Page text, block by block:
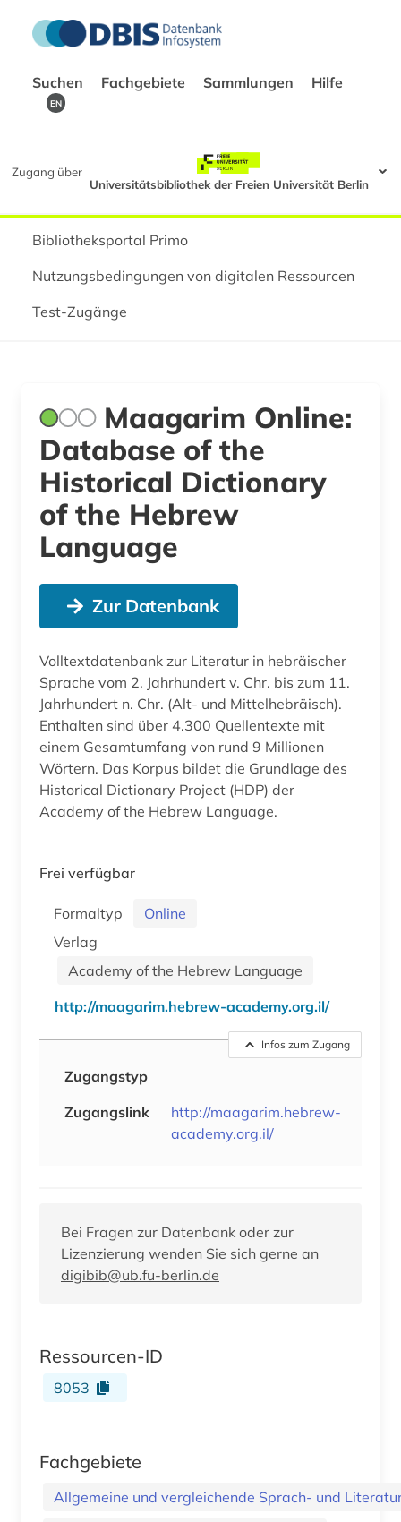
Suchen Fachgebiete Sammlungen Hilfe
EN
Zugang über
Universitätsbibliothek der Freien Universität Berlin
Bibliotheksportal Primo
Nutzungsbedingungen von digitalen Ressourcen
Test-Zugänge
Maagarim Online:
Database of the
Historical Dictionary
of the Hebrew
Language
Zur Datenbank
Volltextdatenbank zur Literatur in hebräischer
Sprache vom 2. Jahrhundert v. Chr. bis zum 11.
Jahrhundert n. Chr. (Alt- und Mittelhebräisch).
Enthalten sind über 4.300 Quellentexte mit
einem Gesamtumfang von rund 9 Millionen
Wörtern. Das Korpus bildet die Grundlage des
Historical Dictionary Project (HDP) der
Academy of the Hebrew Language.
Frei verfügbar
Formaltyp
Online
Verlag
Academy of the Hebrew Language
http://maagarim.hebrew-academy.org.il/
Infos zum Zugang
Zugangstyp
Zugangslink
http://maagarim.hebrew-
academy.org.il/
Bei Fragen zur Datenbank oder zur
Lizenzierung wenden Sie sich gerne an
digibib@ub.fu-berlin.de
Ressourcen-ID
8053
Fachgebiete
Allgemeine und vergleichende Sprach- und